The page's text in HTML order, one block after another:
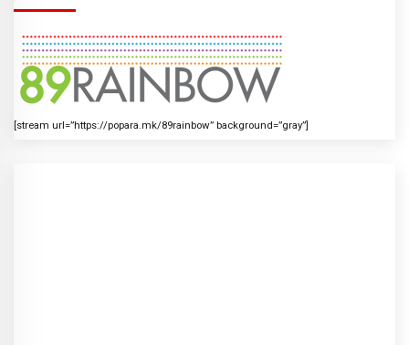
[stream url=”https://popara.mk/89rainbow” background=”gray”]